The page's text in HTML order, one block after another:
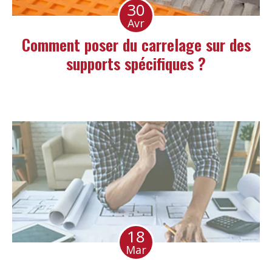
30
Avr
Comment poser du carrelage sur des
supports spécifiques ?
18
Mar